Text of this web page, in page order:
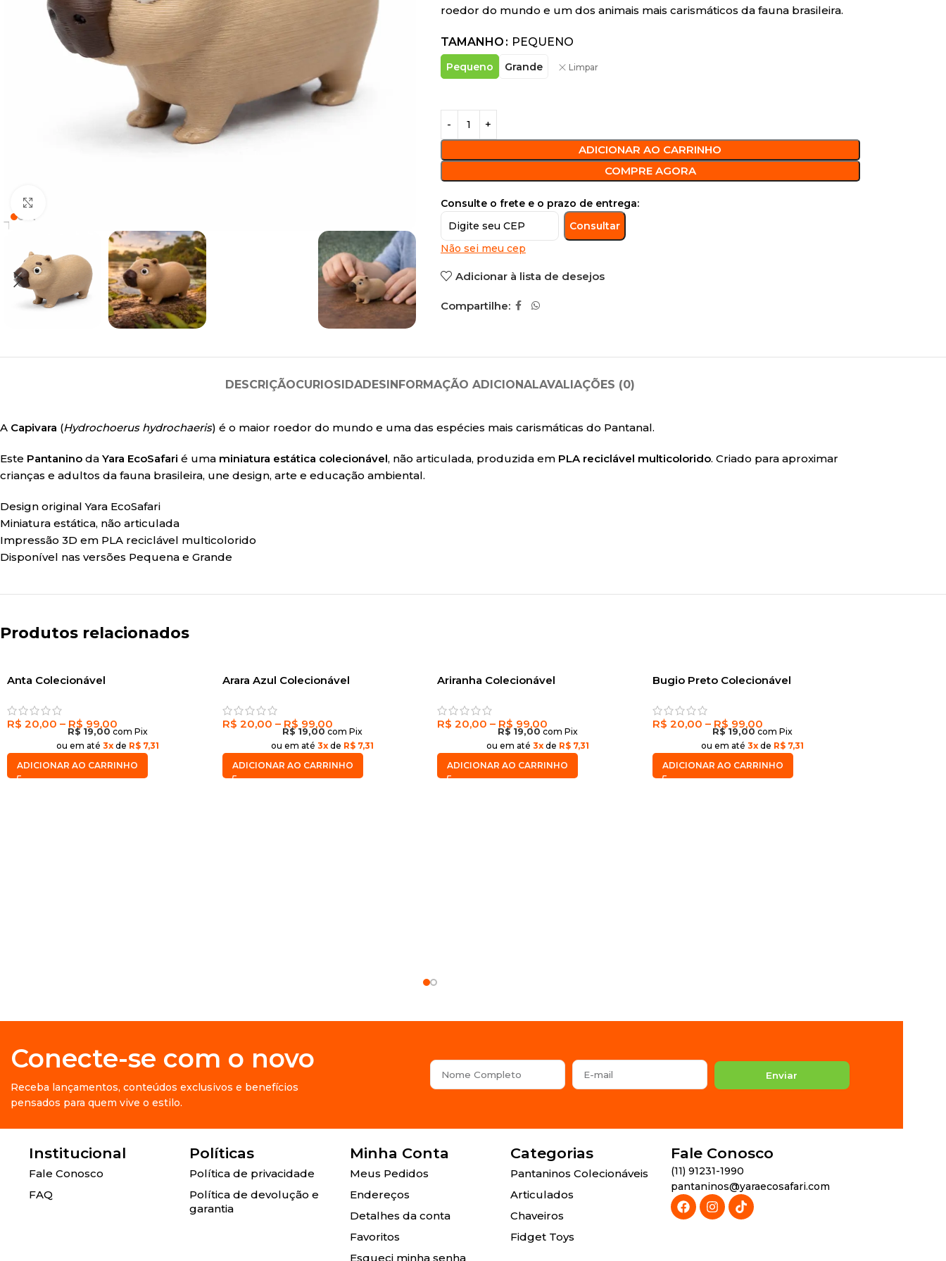
roedor do mundo e um dos animais mais carismáticos da fauna brasileira.
TAMANHO PEQUENO
Pequeno Grande Limpar
ADICIONAR AO CARRINHO
COMPRE AGORA
Consulte o frete e o prazo de entrega:
Consultar
Não sei meu cep
Adicionar à lista de desejos
Compartilhe:
DESCRIÇÃOCURIOSIDADESINFORMAÇÃO ADICIONALAVALIAÇÕES (0)
A Capivara (Hydrochoerus hydrochaeris) é o maior roedor do mundo e uma das espécies mais carismáticas do Pantanal.
Este Pantanino da Yara EcoSafari é uma miniatura estática colecionável, não articulada, produzida em PLA reciclável multicolorido. Criado para aproximar
crianças e adultos da fauna brasileira, une design, arte e educação ambiental.
Design original Yara EcoSafari
Miniatura estática, não articulada
Impressão 3D em PLA reciclável multicolorido
Disponível nas versões Pequena e Grande
Produtos relacionados
Anta Colecionável
R$ 20,00 – R$ 99,00
R$ 19,00 com Pix
ou em até 3xde R$ 7,31
ADICIONAR AO CARRINHO
Arara Azul Colecionável
R$ 20,00 – R$ 99,00
R$ 19,00 com Pix
ou em até3xde R$ 7,31
ADICIONAR AO CARRINHO
Ariranha Colecionável
R$ 20,00 – R$ 99,00
R$ 19,00 com Pix
ou em até 3xde R$ 7,31
ADICIONAR AO CARRINHO
Bugio Preto Colecionável
R$ 20,00 – R$ 99,00
R$ 19,00 com Pix
ou em até3xde R$ 7,31
ADICIONAR AO CARRINHO
Conecte-se com o novo
Receba lançamentos, conteúdos exclusivos e benefícios
pensados para quem vive o estilo.
Enviar
Institucional
Fale Conosco
FAQ
Políticas
Política de privacidade
Política de devolução e
garantia
Minha Conta
Meus Pedidos
Endereços
Detalhes da conta
Favoritos
Esqueci minha senha
Categorias
Pantaninos Colecionáveis
Articulados
Chaveiros
Fidget Toys
Fale Conosco
(11) 91231-1990
pantaninos@yaraecosafari.com